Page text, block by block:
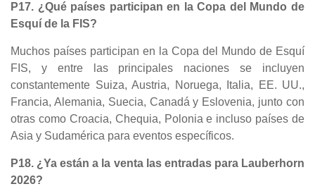
P17. ¿Qué países participan en la Copa del Mundo de
Esquí de la FIS?
Muchos países participan en la Copa del Mundo de Esquí
FIS, y entre las principales naciones se incluyen
constantemente Suiza, Austria, Noruega, Italia, EE. UU.,
Francia, Alemania, Suecia, Canadá y Eslovenia, junto con
otras como Croacia, Chequia, Polonia e incluso países de
Asia y Sudamérica para eventos específicos.
P18. ¿Ya están a la venta las entradas para Lauberhorn
2026?